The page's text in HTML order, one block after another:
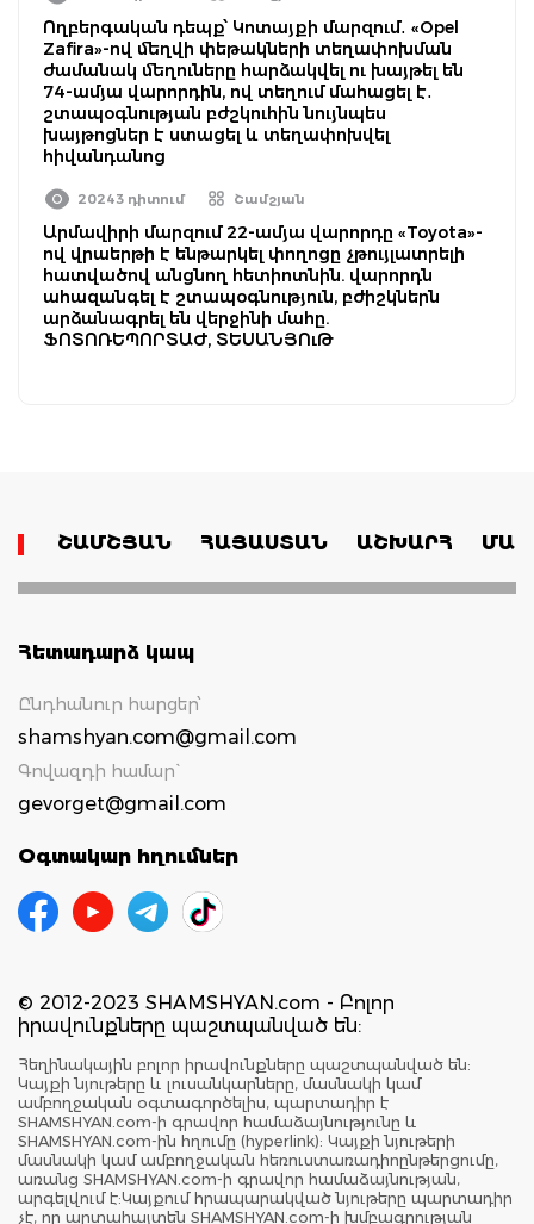
Ողբերգական դեպք՝ Կոտայքի մարզում․ «Opel
Zafira»-ով մեղվի փեթակների տեղափոխման
ժամանակ մեղուները հարձակվել ու խայթել են
74-ամյա վարորդին, ով տեղում մահացել է․
շտապօգնության բժշկուհին նույնպես
խայթոցներ է ստացել և տեղափոխվել
հիվանդանոց
20243 դիտում Շամշյան
Արմավիրի մարզում 22-ամյա վարորդը «Toyota»-
ով վրաերթի է ենթարկել փողոցը չթույլատրելի
հատվածով անցնող հետիոտնին. վարորդն
ահազանգել է շտապօգնություն, բժիշկներն
արձանագրել են վերջինի մահը.
ՖՈՏՈՌԵՊՈՐՏԱԺ, ՏԵՍԱՆՅՈւԹ
ՇԱՄՇՅԱՆ ՀԱՅԱՍՏԱՆ ԱՇԽԱՐՀ
Հետադարձ կապ
Ընդհանուր հարցեր՝
shamshyan.com@gmail.com
Գովազդի համար`
gevorget@gmail.com
Օգտակար հղումներ
© 2012-2023 SHAMSHYAN.com - Բոլոր
իրավունքները պաշտպանված են:
Հեղինակային բոլոր իրավունքները պաշտպանված են:
Կայքի նյութերը և լուսանկարները, մասնակի կամ
ամբողջական օգտագործելիս, պարտադիր է
SHAMSHYAN.com-ի գրավոր համաձայնությունը և
SHAMSHYAN.com-ին հղումը (hyperlink): Կայքի նյութերի
մասնակի կամ ամբողջական հեռուստառադիոընթերցումը,
առանց SHAMSHYAN.com-ի գրավոր համաձայնության,
արգելվում է:Կայքում հրապարակված նյութերը պարտադիր
չէ, որ արտահայտեն SHAMSHYAN.com-ի խմբագրության